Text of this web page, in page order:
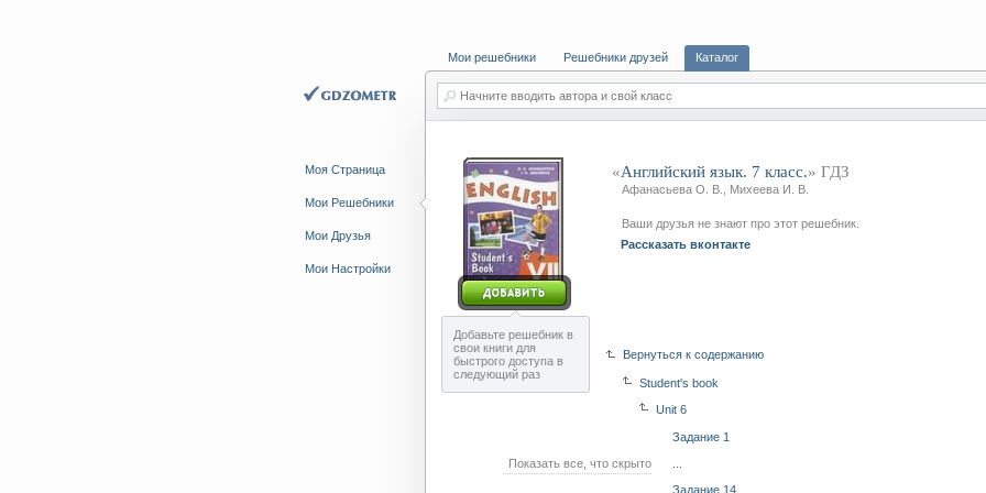
Моя Страница
Мои Решебники
Мои Друзья
Мои Настройки
Мои решебники Решебники друзей Каталог
Начните вводить автора и свой класс
Добавьте решебник в
свои книги для
быстрого доступа в
следующий раз
«Английский язык. 7 класс.» ГДЗ
Афанасьева О. В., Михеева И. В.
Ваши друзья не знают про этот решебник.
Рассказать вконтакте
Вернуться к содержанию
Student's book
Unit 6
Задание 1
Показать все, что скрыто
Задание 14